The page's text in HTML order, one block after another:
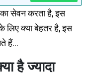
सेवन करता है, इस
क्या बेहतर है, इस
हैं...
है ज्यादा